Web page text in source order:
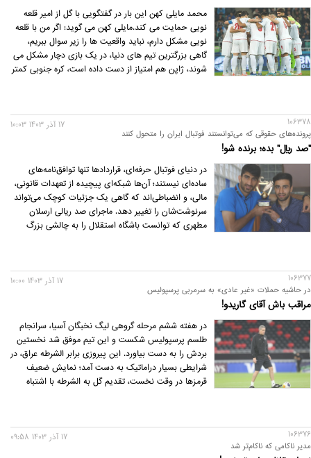
محمد مایلی کهن این بار در گفتگویی با گل از امیر قلعه
نویی حمایت می کند.مایلی کهن می گوید: اگر من با قلعه
نویی مشکل دارم، نباید واقعیت ها را زیر سوال ببریم،
گاهی بزرگترین تیم های دنیا، در یک بازی دچار مشکل می
شوند، ژاپن هم امتیاز از دست داده است، کره جنوبی کمتر
106378
پرونده‌های حقوقی که می‌توانستند فوتبال ایران را متحول کنند
"صد ریال" بده؛ برنده شو!
17 آذر 1403 10:03
در دنیای فوتبال حرفه‌ای، قراردادها تنها توافق‌نامه‌های
ساده‌ای نیستند؛ آن‌ها شبکه‌ای پیچیده از تعهدات قانونی،
مالی، و انضباطی‌اند که گاهی یک جزئیات کوچک می‌تواند
سرنوشت‌شان را تغییر دهد. ماجرای صد ریالی ارسلان
مطهری که توانست باشگاه استقلال را به چالشی بزرگ
106377
در حاشیه حملات «غیر عادی» به سرمربی پرسپولیس
مراقب باش آقای گاریدو!
17 آذر 1403 10:00
در هفته ششم مرحله گروهی لیگ نخبگان آسیا، سرانجام
طلسم پرسپولیس شکست و این تیم موفق شد نخستین
بردش را به دست بیاورد. این پیروزی برابر الشرطه عراق، در
شرایطی بسیار دراماتیک به دست آمد؛ نمایش ضعیف
قرمزها در وقت نخست، تقدیم گل به الشرطه با اشتباه
اعلام پنالتی برای پرسپولیس که توسط گئورگی گولسیانی
106376
مدیر ناکامی که ناکام‌تر شد
17 آذر 1403 09:58